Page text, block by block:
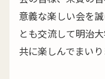
意義な楽しい会を
とも交流して明治
共に楽しんでまいり